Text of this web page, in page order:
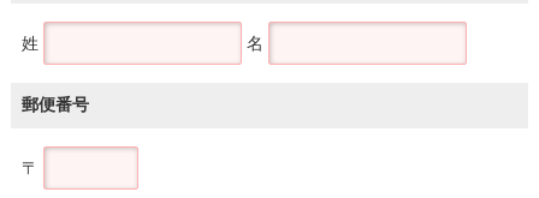
姓 名
郵便番号
〒